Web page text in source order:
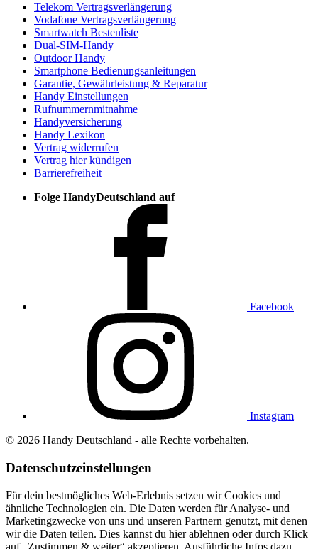
Telekom Vertragsverlängerung
Vodafone Vertragsverlängerung
Smartwatch Bestenliste
Dual-SIM-Handy
Outdoor Handy
Smartphone Bedienungsanleitungen
Garantie, Gewährleistung & Reparatur
Handy Einstellungen
Rufnummernmitnahme
Handyversicherung
Handy Lexikon
Vertrag widerrufen
Vertrag hier kündigen
Barrierefreiheit
Folge HandyDeutschland auf
Facebook
Instagram
© 2026 Handy Deutschland - alle Rechte vorbehalten.
Datenschutzeinstellungen
Für dein bestmögliches Web-Erlebnis setzen wir Cookies und
ähnliche Technologien ein. Die Daten werden für Analyse- und
Marketingzwecke von uns und unseren Partnern genutzt, mit denen
wir die Daten teilen. Dies kannst du hierablehnen oder durch Klick
auf „Zustimmen & weiter“ akzeptieren. Ausführliche Infos dazu